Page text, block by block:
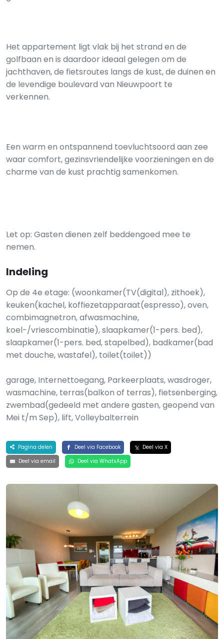
Het appartement ligt vlak bij het strand en de
golfbaan en is daardoor ideaal gelegen om de
jachthaven, de fietsroutes langs de kust, de duinen en
de levendige boulevard van Nieuwpoort te
verkennen.
Een warm en ontspannend toevluchtsoord aan zee
waar comfort, gezinsvriendelijke voorzieningen en de
charme van de kust prachtig samenkomen.
Let op: Gasten dienen zelf beddengoed mee te
nemen.
Indeling
Op de 4e etage: (woonkamer(TV(digital), zithoek),
keuken(kachel, koffiezetapparaat(espresso), oven,
combimagnetron, afwasmachine,
koel-/vriescombinatie), slaapkamer(1-pers. bed),
slaapkamer(1-pers. bed, stapelbed), badkamer(bad
met douche, wastafel), toilet(toilet))
garage, Internettoegang, Parkeerplaats, wasdroger,
wasmachine, terras(balkon of terras), fietsenberging,
zwembad(gedeeld met andere gasten, geopend van
Mei t/m Sep), lift, Volleybalterrein
Pagina delen Deel via Facebook
Deel via X
Deel via email
Deel via WhatsApp